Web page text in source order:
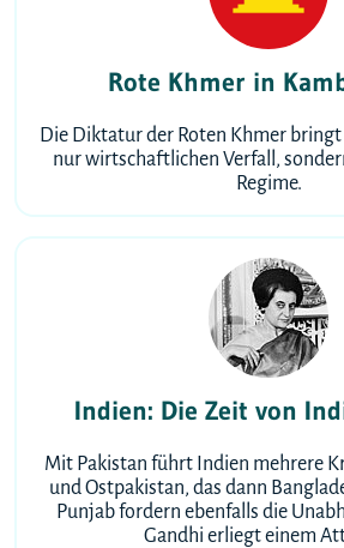
Rote Khmer in
Die Diktatur der Roten Khmer
nur wirtschaftlichen Verfall,
Regime.
Indien: Die Zeit von
Mit Pakistan führt Indien mehrere
und Ostpakistan, das dann
Punjab fordern ebenfalls die
Gandhi erliegt einem